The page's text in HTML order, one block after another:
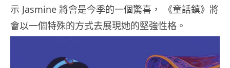
示 Jasmine 將會是今季的一個驚喜， 《童話鎮》將
會以一個特殊的方式去展現她的堅強性格。